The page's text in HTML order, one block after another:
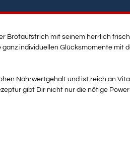
Brotaufstrich mit seinem herrlich
individuellen Glücksmomente mit
Nährwertgehalt und ist reich an
gibt Dir nicht nur die nötige